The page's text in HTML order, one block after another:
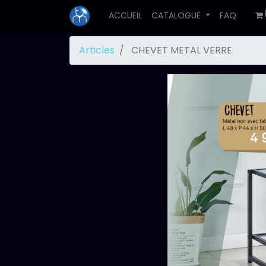
ACCUEIL CATALOGUE FAQ
Articles CHEVET METAL VERRE